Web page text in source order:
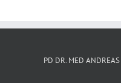
PD DR. MED